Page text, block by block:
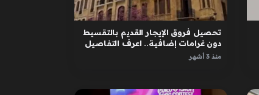
تحصيل فروق الإيجار القديم بالتقسيط
دون غرامات إضافية.. اعرف التفاصيل
منذ 3 أشهر